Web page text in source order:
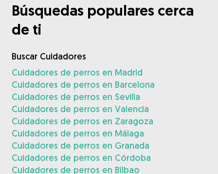
Búsquedas populares cerca
de ti
Buscar Cuidadores
Cuidadores de perros en Madrid
Cuidadores de perros en Barcelona
Cuidadores de perros en Sevilla
Cuidadores de perros en Valencia
Cuidadores de perros en Zaragoza
Cuidadores de perros en Málaga
Cuidadores de perros en Granada
Cuidadores de perros en Córdoba
Cuidadores de perros en Bilbao